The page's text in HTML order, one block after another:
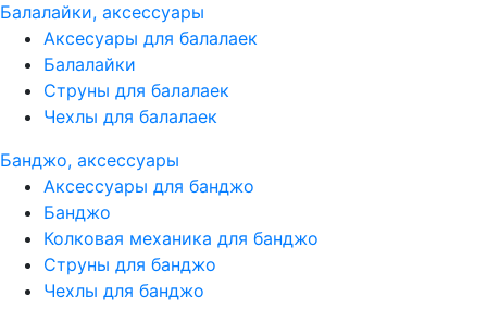
Балалайки, аксессуары
Аксесуары для балалаек
Балалайки
Струны для балалаек
Чехлы для балалаек
Банджо, аксессуары
Аксессуары для банджо
Банджо
Колковая механика для банджо
Струны для банджо
Чехлы для банджо